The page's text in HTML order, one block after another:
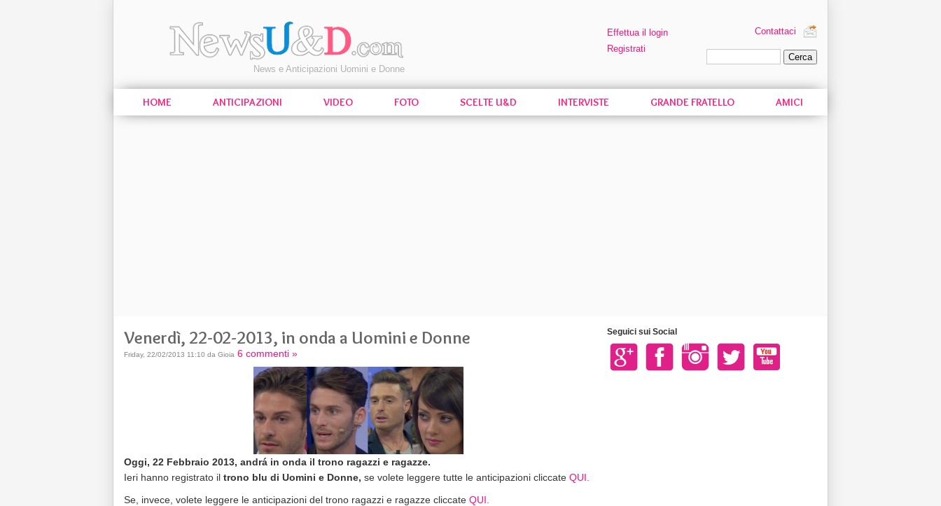
News e Anticipazioni Uomini e Donne
Effettua il login
Registrati
Contattaci
HOME ANTICIPAZIONI VIDEO FOTO SCELTE U&D INTERVISTE GRANDE FRATELLO AMICI
Venerdì, 22-02-2013, in onda a Uomini e Donne
Friday, 22/02/2013 11:10 da Gioia 6 commenti »
Oggi, 22 Febbraio 2013, andrá in onda il trono ragazzi e ragazze.
Ieri hanno registrato il trono blu di Uomini e Donne, se volete leggere tutte le anticipazioni cliccate QUI.
Se, invece, volete leggere le anticipazioni del trono ragazzi e ragazze cliccate QUI.
Seguici sui Social